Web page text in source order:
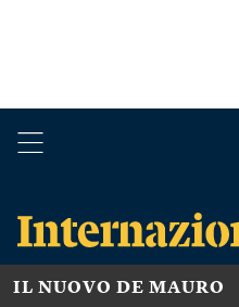
IL NUOVO DE MAURO